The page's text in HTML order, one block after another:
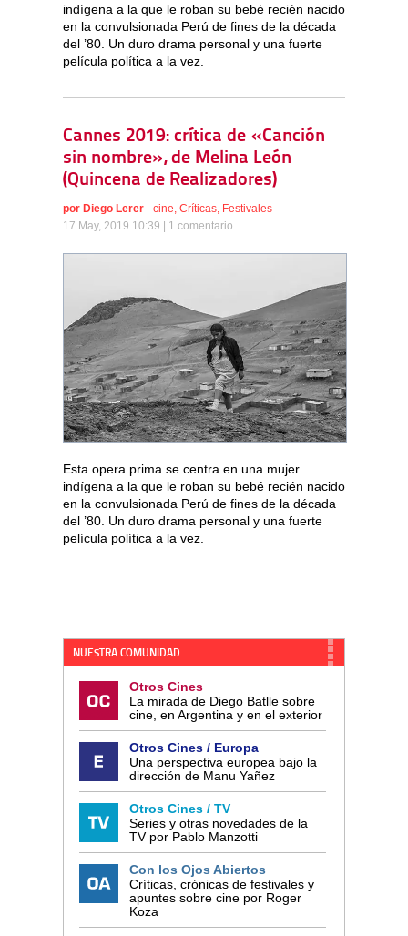
indígena a la que le roban su bebé recién nacido
en la convulsionada Perú de fines de la década
del ’80. Un duro drama personal y una fuerte
película política a la vez.
Cannes 2019: crítica de «Canción
sin nombre», de Melina León
(Quincena de Realizadores)
por Diego Lerer - cine Críticas Festivales
17 May, 2019 10:39 | 1 comentario
Esta opera prima se centra en una mujer
indígena a la que le roban su bebé recién nacido
en la convulsionada Perú de fines de la década
del ’80. Un duro drama personal y una fuerte
película política a la vez.
NUESTRA COMUNIDAD
Otros Cines
La mirada de Diego Batlle sobre
cine, en Argentina y en el exterior
Otros Cines / Europa
Una perspectiva europea bajo la
dirección de Manu Yañez
Otros Cines / TV
Series y otras novedades de la
TV por Pablo Manzotti
Con los Ojos Abiertos
Críticas, crónicas de festivales y
apuntes sobre cine por Roger
Koza